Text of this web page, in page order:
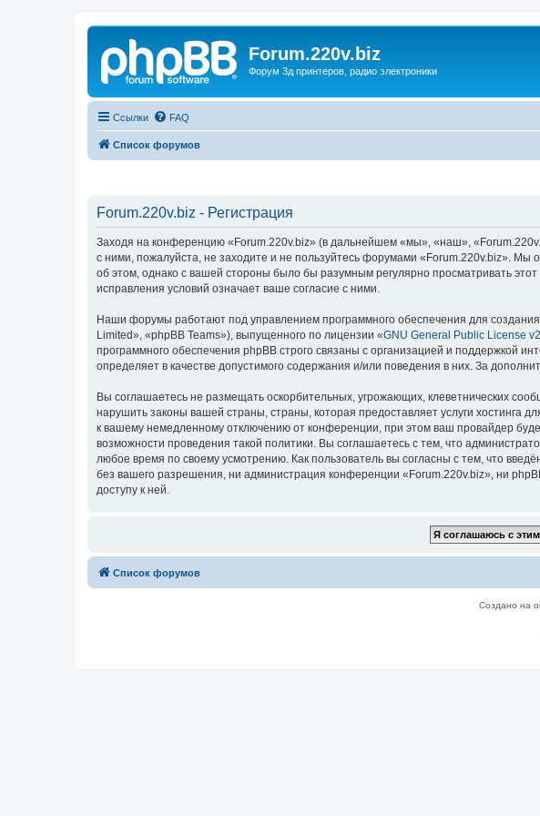
Forum.220v.biz
Форум 3д принтеров, радио электроники
Ссылки FAQ
Список форумов
Forum.220v.biz - Регистрация
Заходя на конференцию «Forum.220v.biz» (в дальнейшем «мы», «наш»,
с ними, пожалуйста, не заходите и не пользуйтесь форумами «Forum.220v.biz».
об этом, однако с вашей стороны было бы разумным регулярно просматривать
исправления условий означает ваше согласие с ними.
Наши форумы работают под управлением программного обеспечения для
Limited», «phpBB Teams»), выпущенного по лицензии «GNU General Public License v2
программного обеспечения phpBB строго связаны с организацией и поддержкой
определяет в качестве допустимого содержания и/или поведения в них. За
Вы соглашаетесь не размещать оскорбительных, угрожающих, клеветнических
нарушить законы вашей страны, страны, которая предоставляет услуги
к вашему немедленному отключению от конференции, при этом ваш провайдер
возможности проведения такой политики. Вы соглашаетесь с тем, что
любое время по своему усмотрению. Как пользователь вы согласны с тем, что
без вашего разрешения, ни администрация конференции «Forum.220v.biz», ни
доступу к ней.
Список форумов
Создано на